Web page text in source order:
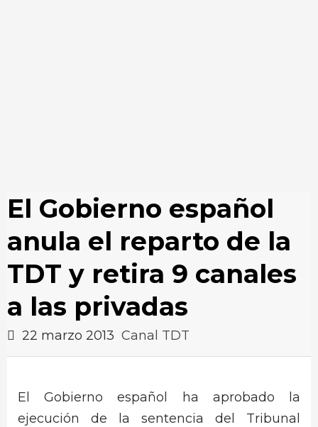
El Gobierno español
anula el reparto de la
TDT y retira 9 canales
a las privadas
22 marzo 2013 Canal TDT
El Gobierno español ha aprobado la
ejecución de la sentencia del Tribunal